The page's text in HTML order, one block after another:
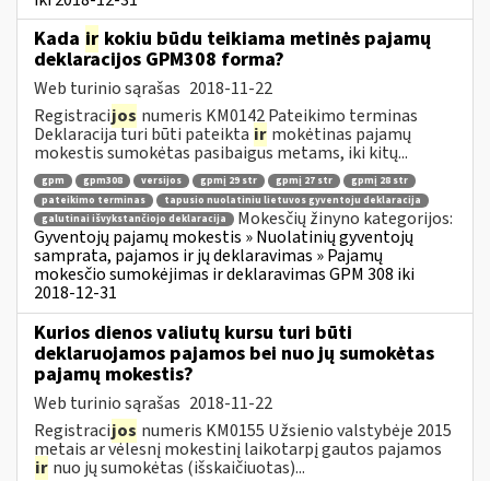
Kada ir kokiu būdu teikiama metinės pajamų
deklaracijos GPM308 forma?
Web turinio sąrašas 2018-11-22
Registracijos numeris KM0142 Pateikimo terminas
Deklaracija turi būti pateikta ir mokėtinas pajamų
mokestis sumokėtas pasibaigus metams, iki kitų...
gpm gpm308 versijos gpmį 29 str gpmį 27 str
gpmį 28 str
pateikimo terminas
tapusio nuolatiniu lietuvos gyventoju deklaracija
galutinai išvykstančiojo deklaracija
Mokesčių žinyno kategorijos:
Gyventojų pajamų mokestis » Nuolatinių gyventojų
samprata, pajamos ir jų deklaravimas » Pajamų
mokesčio sumokėjimas ir deklaravimas GPM 308 iki
2018-12-31
Kurios dienos valiutų kursu turi būti
deklaruojamos pajamos bei nuo jų sumokėtas
pajamų mokestis?
Web turinio sąrašas 2018-11-22
Registracijos numeris KM0155 Užsienio valstybėje 2015
metais ar vėlesnį mokestinį laikotarpį gautos pajamos
ir nuo jų sumokėtas (išskaičiuotas)...